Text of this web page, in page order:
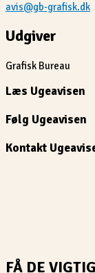
avis@gb-grafisk.dk
Udgiver
Grafisk Bureau
Læs Ugeavisen
Følg Ugeavisen
Kontakt
FÅ DE